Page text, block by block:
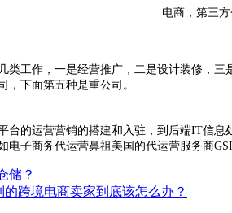
电商，第三
类工作，一是经营推广，二是设计装修，
，下面第五种是重公司。
台的运营营销的搭建和入驻，到后端IT信息
子商务代运营鼻祖美国的代运营服务商
储？
跨境电商卖家到底该怎么办？